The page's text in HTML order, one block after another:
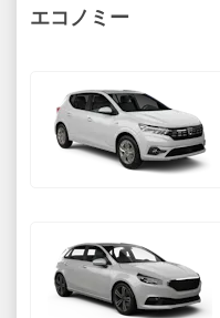
エコノミー